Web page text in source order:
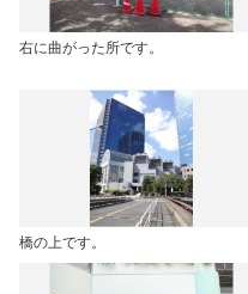
右に曲がった所です。
橋の上です。